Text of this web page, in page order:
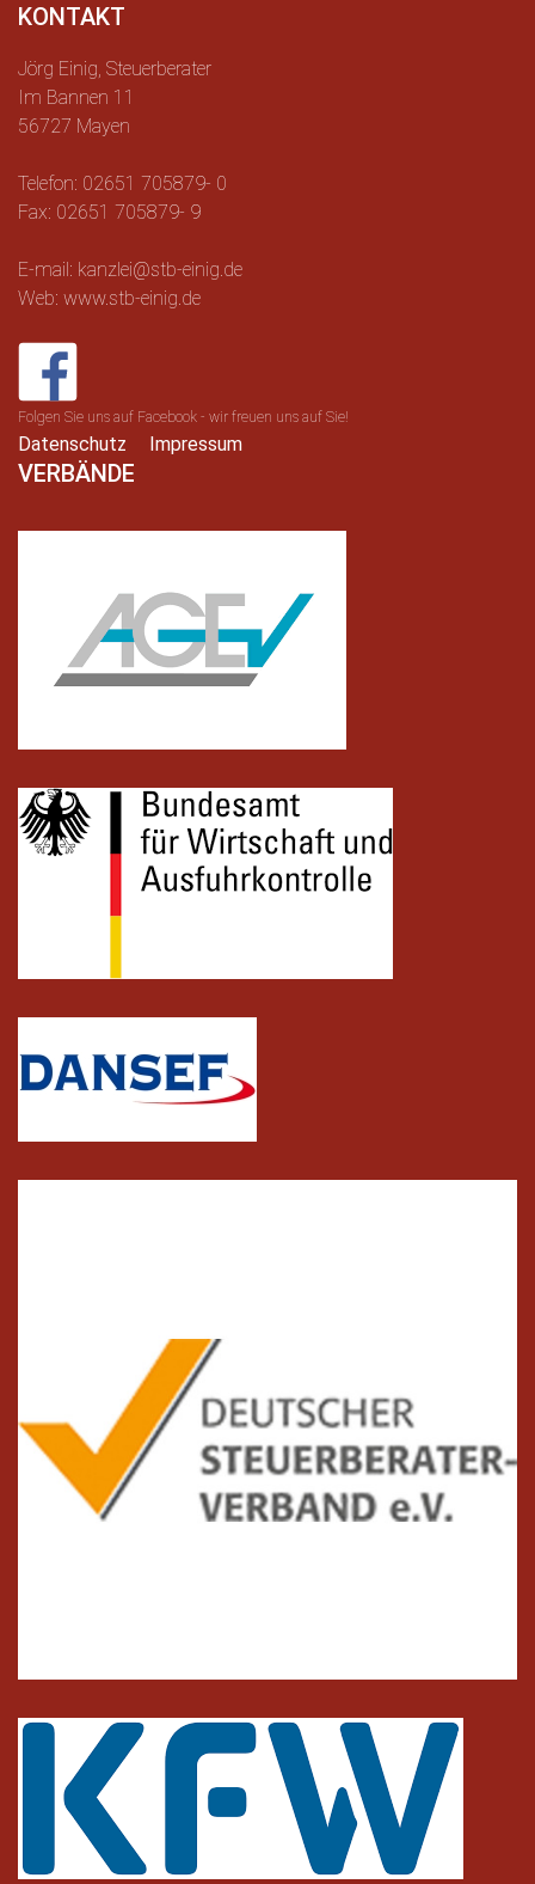
KONTAKT
Jörg Einig, Steuerberater
Im Bannen 11
56727 Mayen
Telefon: 02651 705879- 0
Fax: 02651 705879- 9
E-mail: kanzlei@stb-einig.de
Web: www.stb-einig.de
Folgen Sie uns auf Facebook - wir freuen uns auf Sie!
Datenschutz Impressum
VERBÄNDE